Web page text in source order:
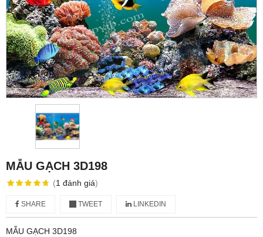
MẪU GẠCH 3D198
(1 đánh giá)
SHARE TWEET LINKEDIN
MẪU GẠCH 3D198